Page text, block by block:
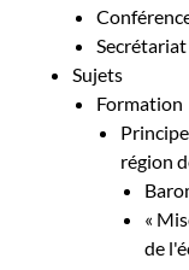
Secrétariat
Sujets
Formation
région
«
de